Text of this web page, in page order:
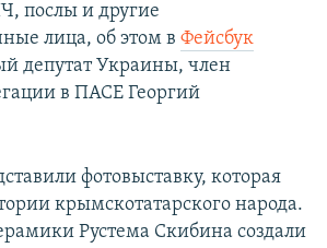
послы и другие
лица, об этом в Фейсбук
депутат Украины, член
в ПАСЕ Георгий
фотовыставку, которая
крымскотатарского народа.
Рустема Скибина создали